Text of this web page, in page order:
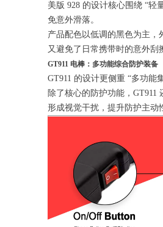
美版 928 的设计核心围绕 “轻
免意外滑落。
产品配色以低调的黑色为主，
又避免了日常携带时的意外刮
GT911 电棒：多功能综合防护装备
GT911 的设计更侧重 “多功能
除了核心的防护功能，
形成视觉干扰，提升防护主动